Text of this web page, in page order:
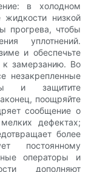
в холодном
жидкости низкой
прогрева, чтобы
уплотнений.
и обеспечьте
к замерзанию. Во
незакрепленные
и защитите
поощряйте
сообщение о
дефектах;
более
постоянному
операторы и
дополняют